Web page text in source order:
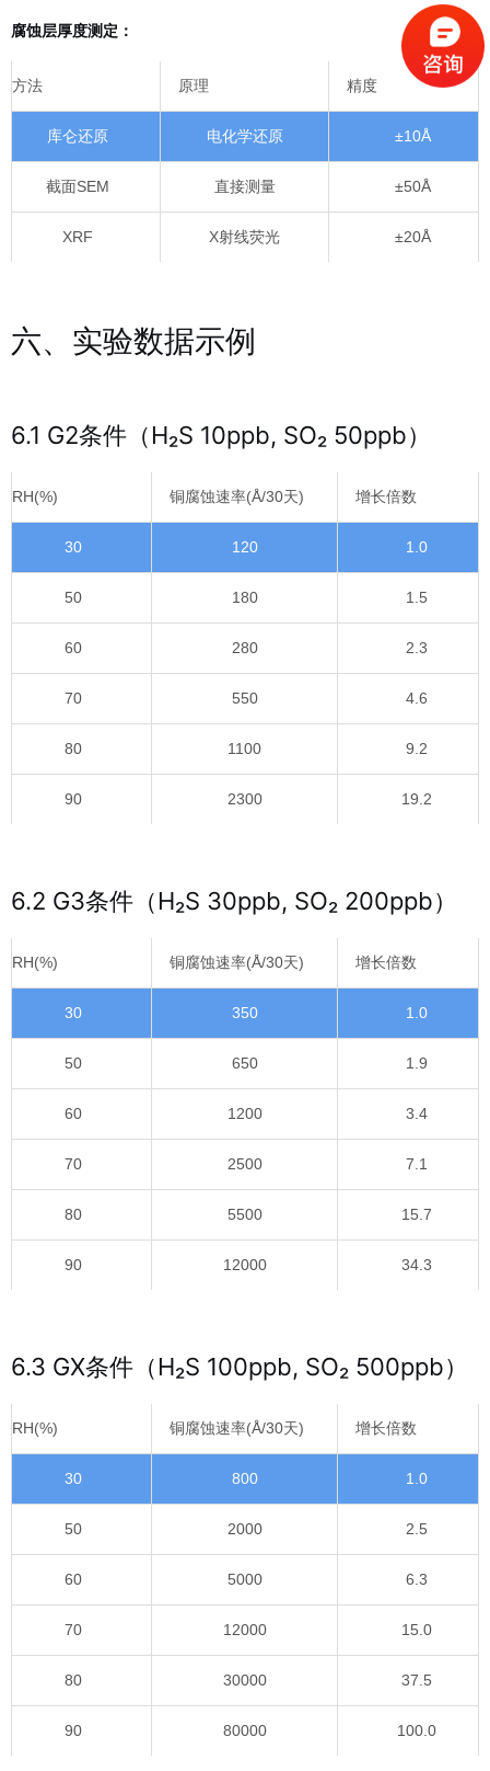
腐蚀层厚度测定：
方法 原理 精度
库仑还原 电化学还原 ±10Å
截面SEM 直接测量 ±50Å
XRF X射线荧光 ±20Å
六、实验数据示例
6.1 G2条件（H₂S 10ppb, SO₂ 50ppb）
RH(%) 铜腐蚀速率(Å/30天) 增长倍数
30 120 1.0
50 180 1.5
60 280 2.3
70 550 4.6
80 1100 9.2
90 2300 19.2
6.2 G3条件（H₂S 30ppb, SO₂ 200ppb）
RH(%) 铜腐蚀速率(Å/30天) 增长倍数
30 350 1.0
50 650 1.9
60 1200 3.4
70 2500 7.1
80 5500 15.7
90 12000 34.3
6.3 GX条件（H₂S 100ppb, SO₂ 500ppb）
RH(%) 铜腐蚀速率(Å/30天) 增长倍数
30 800 1.0
50 2000 2.5
60 5000 6.3
70 12000 15.0
80 30000 37.5
90 80000 100.0